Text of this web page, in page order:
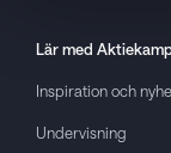
Lär med
Inspiration och
Undervisning